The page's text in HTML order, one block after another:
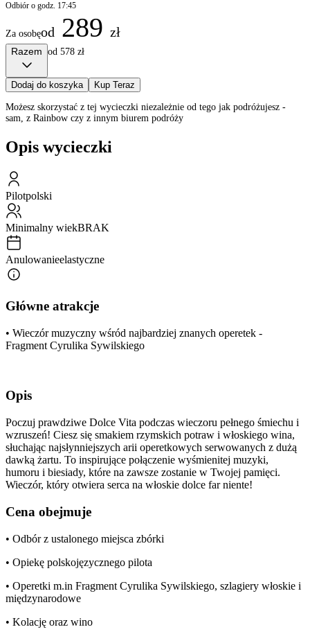
Odbiór o godz. 17:45
Za osobęod 289 zł
Razem od 578 zł
Dodaj do koszyka Kup Teraz
Możesz skorzystać z tej wycieczki niezależnie od tego jak podróżujesz -
sam, z Rainbow czy z innym biurem podróży
Opis wycieczki
Pilotpolski
Minimalny wiekBRAK
Anulowanieelastyczne
Główne atrakcje
• Wieczór muzyczny wśród najbardziej znanych operetek -
Fragment Cyrulika Sywilskiego
Opis
Poczuj prawdziwe Dolce Vita podczas wieczoru pełnego śmiechu i
wzruszeń! Ciesz się smakiem rzymskich potraw i włoskiego wina,
słuchając najsłynniejszych arii operetkowych serwowanych z dużą
dawką żartu. To inspirujące połączenie wyśmienitej muzyki,
humoru i biesiady, które na zawsze zostanie w Twojej pamięci.
Wieczór, który otwiera serca na włoskie dolce far niente!
Cena obejmuje
• Odbór z ustalonego miejsca zbórki
• Opiekę polskojęzycznego pilota
• Operetki m.in Fragment Cyrulika Sywilskiego, szlagiery włoskie i
międzynarodowe
• Kolację oraz wino